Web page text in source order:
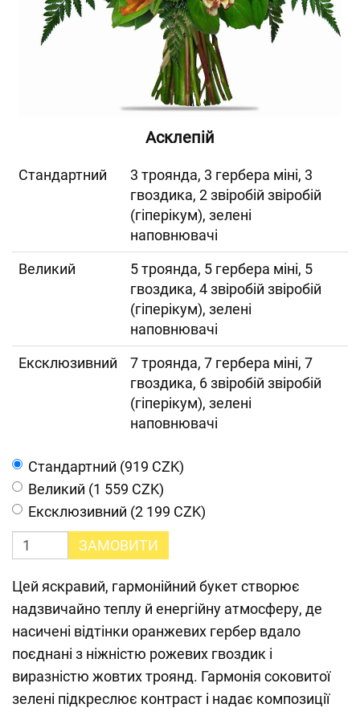
Асклепій
Cтандартний
3 троянда, 3 гербера міні, 3
гвоздика, 2 звіробій звіробій
(гіперікум), зелені
наповнювачі
Великий
5 троянда, 5 гербера міні, 5
гвоздика, 4 звіробій звіробій
(гіперікум), зелені
наповнювачі
Ексклюзивний
7 троянда, 7 гербера міні, 7
гвоздика, 6 звіробій звіробій
(гіперікум), зелені
наповнювачі
Cтандартний (919 CZK)
Великий (1 559 CZK)
Ексклюзивний (2 199 CZK)
ЗАМОВИТИ
Цей яскравий, гармонійний букет створює
надзвичайно теплу й енергійну атмосферу, де
насичені відтінки оранжевих гербер вдало
поєднані з ніжністю рожевих гвоздик і
виразністю жовтих троянд. Гармонія соковитої
зелені підкреслює контраст і надає композиції